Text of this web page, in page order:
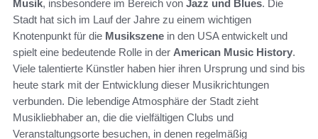
Musik, insbesondere im Bereich von Jazz und Blues. Die
Stadt hat sich im Lauf der Jahre zu einem wichtigen
Knotenpunkt für die Musikszene in den USA entwickelt und
spielt eine bedeutende Rolle in der American Music History.
Viele talentierte Künstler haben hier ihren Ursprung und sind bis
heute stark mit der Entwicklung dieser Musikrichtungen
verbunden. Die lebendige Atmosphäre der Stadt zieht
Musikliebhaber an, die die vielfältigen Clubs und
Veranstaltungsorte besuchen, in denen regelmäßig